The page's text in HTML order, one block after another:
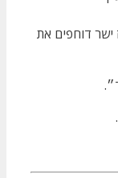
ישר דוחפים את